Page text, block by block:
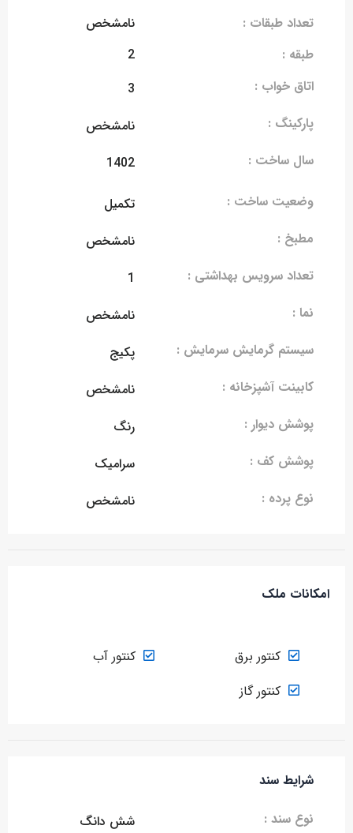
تعداد طبقات :
نامشخص
طبقه :
2
اتاق خواب :
3
پارکینگ :
نامشخص
سال ساخت :
1402
وضعیت ساخت :
تکمیل
مطبخ :
نامشخص
تعداد سرویس بهداشتی :
1
نما :
نامشخص
سیستم گرمایش سرمایش :
پکیج
کابینت آشپزخانه :
نامشخص
پوشش دیوار :
رنگ
پوشش کف :
سرامیک
نوع پرده :
نامشخص
امکانات ملک
کنتور برق
کنتور آب
کنتور گاز
شرایط سند
نوع سند :
شش دانگ